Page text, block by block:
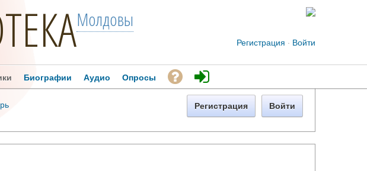
Молдовы
Регистрация · Войти
Биографии Аудио Опросы
Регистрация Войти